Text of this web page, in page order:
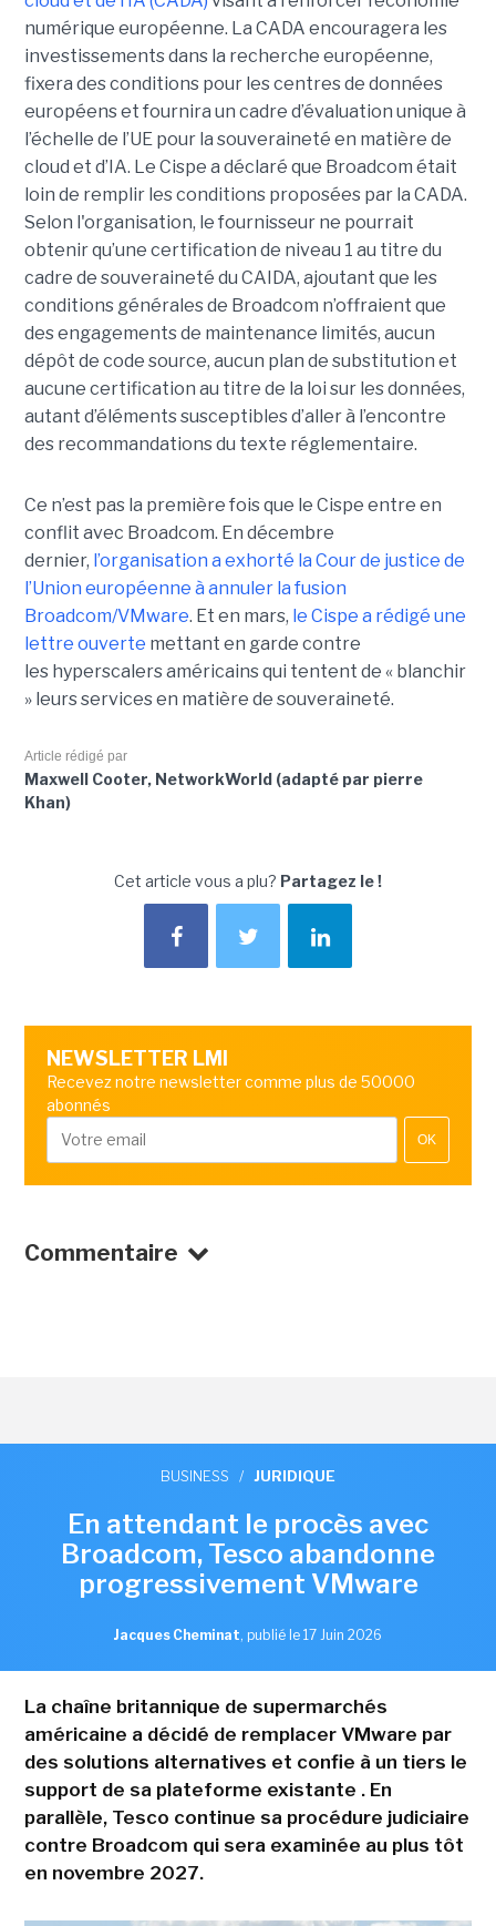
numérique européenne. La CADA encouragera les
investissements dans la recherche européenne,
fixera des conditions pour les centres de données
européens et fournira un cadre d’évaluation unique à
l’échelle de l’UE pour la souveraineté en matière de
cloud et d’IA. Le Cispe a déclaré que Broadcom était
loin de remplir les conditions proposées par la CADA.
Selon l'organisation, le fournisseur ne pourrait
obtenir qu’une certification de niveau 1 au titre du
cadre de souveraineté du CAIDA, ajoutant que les
conditions générales de Broadcom n’offraient que
des engagements de maintenance limités, aucun
dépôt de code source, aucun plan de substitution et
aucune certification au titre de la loi sur les données,
autant d’éléments susceptibles d’aller à l’encontre
des recommandations du texte réglementaire.
Ce n’est pas la première fois que le Cispe entre en
conflit avec Broadcom. En décembre
dernier, l’organisation a exhorté la Cour de justice de
l’Union européenne à annuler la fusion
Broadcom/VMware. Et en mars, le Cispe a rédigé une
lettre ouverte mettant en garde contre
les hyperscalers américains qui tentent de « blanchir
» leurs services en matière de souveraineté.
Article rédigé par
Maxwell Cooter, NetworkWorld (adapté par pierre
Khan)
Cet article vous a plu? Partagez le !
NEWSLETTER LMI
Recevez notre newsletter comme plus de 50000
abonnés
OK
Commentaire
BUSINESS / JURIDIQUE
En attendant le procès avec
Broadcom, Tesco abandonne
progressivement VMware
Jacques Cheminat, publié le 17 Juin 2026
La chaîne britannique de supermarchés
américaine a décidé de remplacer VMware par
des solutions alternatives et confie à un tiers le
support de sa plateforme existante . En
parallèle, Tesco continue sa procédure judiciaire
contre Broadcom qui sera examinée au plus tôt
en novembre 2027.